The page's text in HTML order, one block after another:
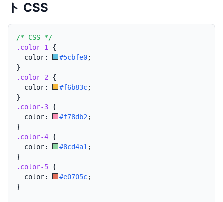
ト CSS
/* CSS */
.color-1
{
  color:
#5cbfe0;
}
.color-2 {
  color:
#f6b83c;
}
.color-3 {
  color:
#f78db2 ;
}
.color-4 {
  color:
#8cd4a1 ;
}
.color-5 {
  color:
#e0705c;
}